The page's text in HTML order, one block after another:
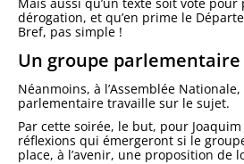
dérogation, et qu’en prime le
Bref, pas simple !
Un groupe
Néanmoins, à l’Assemblée
parlementaire travaille sur le sujet.
Par cette soirée, le but, pour Joaquim
réflexions qui émergeront si le
place, à l’avenir, une proposition de